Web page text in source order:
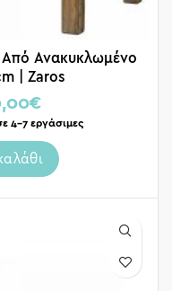
Από Ανακυκλωμένο
| Zaros
€
4-7 εργάσιμες